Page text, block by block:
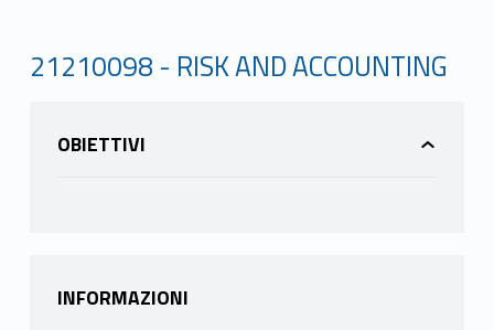
21210098 - RISK AND ACCOUNTING
OBIETTIVI
INFORMAZIONI